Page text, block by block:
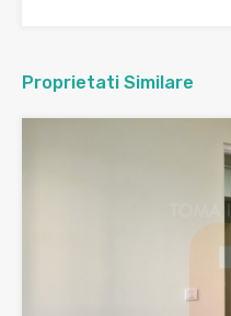
Proprietati Similare